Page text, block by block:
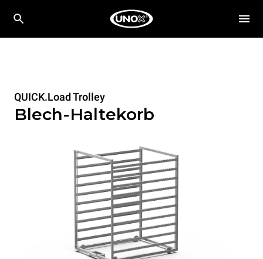
QUICK.Load Trolley
Blech-Haltekorb